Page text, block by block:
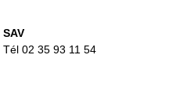
SAV
Tél 02 35 93 11 54